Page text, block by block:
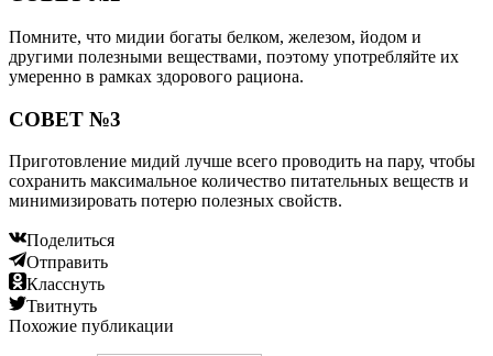
Помните, что мидии богаты белком, железом, йодом и
другими полезными веществами, поэтому употребляйте их
умеренно в рамках здорового рациона.
СОВЕТ №3
Приготовление мидий лучше всего проводить на пару, чтобы
сохранить максимальное количество питательных веществ и
минимизировать потерю полезных свойств.
Поделиться
Отправить
Класснуть
Твитнуть
Похожие публикации